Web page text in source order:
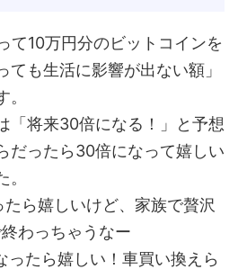
て10万円分のビットコインを
ても生活に影響が出ない額」
「将来30倍になる！」と予想
だったら30倍になって嬉しい
ら嬉しいけど、家族で贅沢
わっちゃうなー
ったら嬉しい！車買い換えら